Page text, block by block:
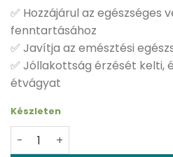
✅ Hozzájárul az egészséges
fenntartásához
✅ Javítja az emésztési
✅ Jóllakottság érzését kelti,
étvágyat
Készleten
Dr. Chen Napi 1 vércukor